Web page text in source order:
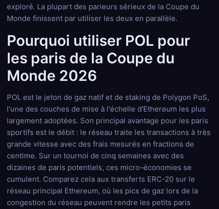
exploré. La plupart des parieurs sérieux de la Coupe du
Monde finissent par utiliser les deux en parallèle.
Pourquoi utiliser POL pour
les paris de la Coupe du
Monde 2026
POL est le jeton de gaz natif et de staking de Polygon PoS,
l'une des couches de mise à l'échelle d'Ethereum les plus
largement adoptées. Son principal avantage pour les paris
sportifs est le débit : le réseau traite les transactions à très
grande vitesse avec des frais mesurés en fractions de
centime. Sur un tournoi de cinq semaines avec des
dizaines de paris potentiels, ces micro-économies se
cumulent. Comparez cela aux transferts ERC-20 sur le
réseau principal Ethereum, où les pics de gaz lors de la
congestion du réseau peuvent rendre les petits paris